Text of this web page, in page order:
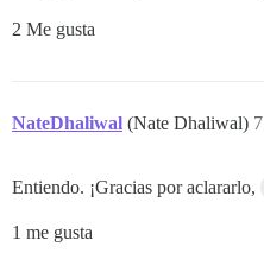
2 Me gusta
NateDhaliwal (Nate Dhaliwal) 7
Entiendo. ¡Gracias por aclararlo,
1 me gusta